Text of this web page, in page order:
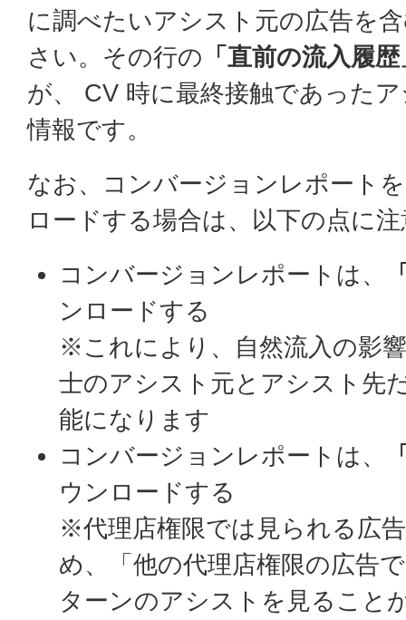
に調べたいアシスト元の広告を
さい。その行の 「直前の流入履
が、 CV 時に最終接触であった
情報です。
なお、コンバージョンレポート
ロードする場合は、以下の点に
コンバージョンレポートは、
ンロードする
※これにより、自然流入の影
士のアシスト元とアシスト先
能になります
コンバージョンレポートは、
ウンロードする
※代理店権限では見られる広
め、「他の代理店権限の広告
ターンのアシストを見ること